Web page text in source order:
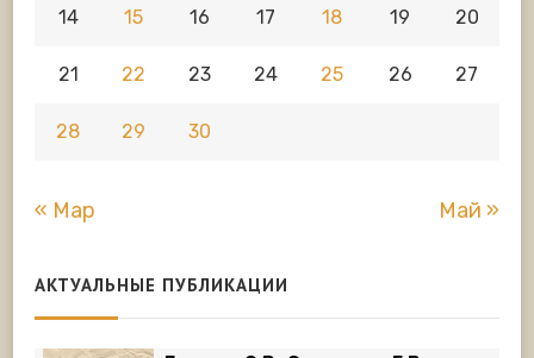
14 15 16 17 18 19 20
21 22 23 24 25 26 27
28 29 30
« Мар Май »
АКТУАЛЬНЫЕ ПУБЛИКАЦИИ